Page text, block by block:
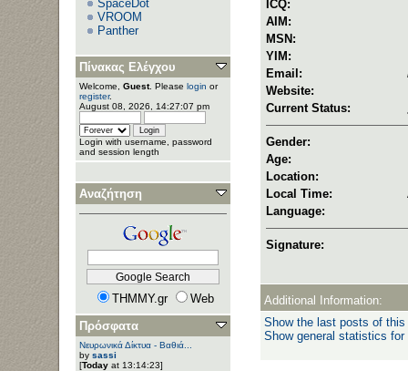
SpaceDot
VROOM
Panther
Πίνακας Ελέγχου
Welcome, Guest. Please login or
register.
August 08, 2026, 14:27:07 pm
Login with username, password
and session length
Αναζήτηση
THMMY.gr
Web
Πρόσφατα
Νευρωνικά Δίκτυα - Βαθιά...
by sassi
[Today at 13:14:23]
ICQ:
AIM:
MSN:
YIM:
Email:
Website:
Current Status:
Gender:
Age:
Location:
Local Time:
Language:
Signature:
Additional Information:
Show the last posts of this
Show general statistics for